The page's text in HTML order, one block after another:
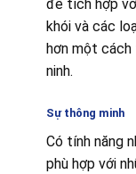
để tích hợp
khói và các
hơn một cách
ninh.
Sự thông minh
Có tính năng
phù hợp với